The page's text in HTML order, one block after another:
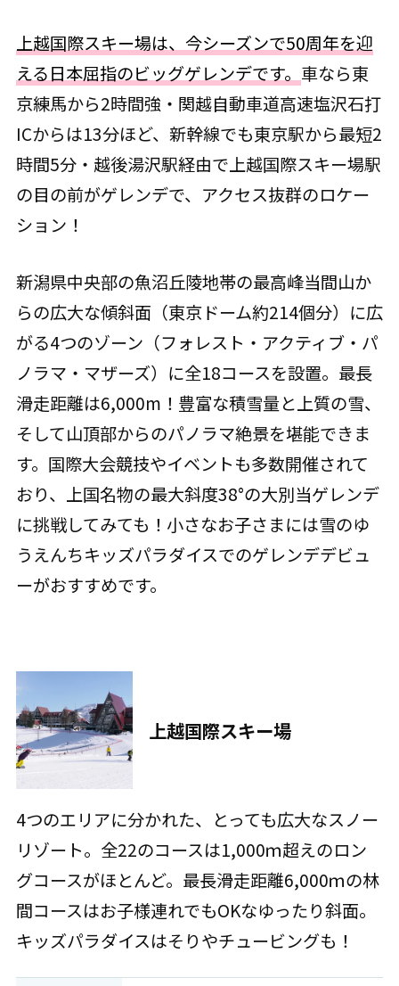
上越国際スキー場は、今シーズンで50周年を迎
える日本屈指のビッグゲレンデです。 車なら東
京練馬から2時間強・関越自動車道高速塩沢石打
ICからは13分ほど、新幹線でも東京駅から最短2
時間5分・越後湯沢駅経由で上越国際スキー場駅
の目の前がゲレンデで、アクセス抜群のロケー
ション！
新潟県中央部の魚沼丘陵地帯の最高峰当間山か
らの広大な傾斜面（東京ドーム約214個分）に広
がる4つのゾーン（フォレスト・アクティブ・パ
ノラマ・マザーズ）に全18コースを設置。最長
滑走距離は6,000m！豊富な積雪量と上質の雪、
そして山頂部からのパノラマ絶景を堪能できま
す。国際大会競技やイベントも多数開催されて
おり、上国名物の最大斜度38°の大別当ゲレンデ
に挑戦してみても！小さなお子さまには雪のゆ
うえんちキッズパラダイスでのゲレンデデビュ
ーがおすすめです。
上越国際スキー場
4つのエリアに分かれた、とっても広大なスノー
リゾート。全22のコースは1,000ｍ超えのロン
グコースがほとんど。最長滑走距離6,000ｍの林
間コースはお子様連れでもOKなゆったり斜面。
キッズパラダイスはそりやチュービングも！